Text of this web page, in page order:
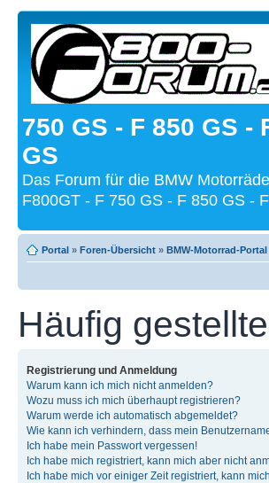
750 GS - F 850 GS -
GS
Das Forum für die BMW
F800GT - F 750 GS - F 850 GS -
Portal » Foren-Übersicht » BMW-Motorrad-Portal
Häufig
Registrierung und Anmeldung
Warum kann ich mich nicht anmelden?
Wozu muss ich mich überhaupt registrieren?
Warum werde ich automatisch abgemeldet?
Wie kann ich verhindern, dass mein
Ich habe mein Passwort vergessen!
Ich habe mich registriert, kann mich aber nicht
Ich habe mich vor einiger Zeit registriert, kann